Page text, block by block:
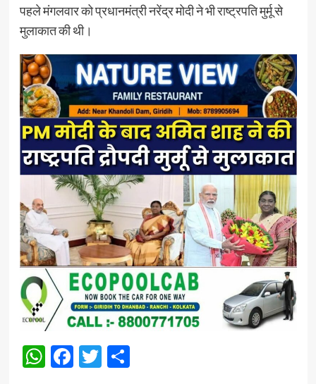
पहले मंगलवार को प्रधानमंत्री नरेंद्र मोदी ने भी राष्ट्रपति मुर्मू से
मुलाकात की थी।
WhatsApp
Facebook
Twitter
Share